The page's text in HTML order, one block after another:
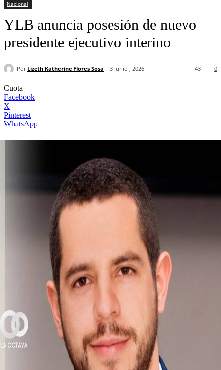
Nacional
YLB anuncia posesión de nuevo
presidente ejecutivo interino
Por Lizeth Katherine Flores Sosa 3 junio , 2026 0
43
Cuota
Facebook
X
Pinterest
WhatsApp